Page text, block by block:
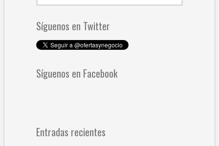
Síguenos en Twitter
Síguenos en Facebook
Entradas recientes